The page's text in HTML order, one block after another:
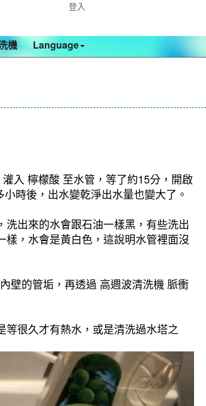
登入
機 Language
入 檸檬酸 至水管，等了約15分，開啟
時後，出水變乾淨出水量也變大了。
出來的水會跟石油一樣黑，有些洗出
，水會是黃白色，這說明水管裡面沒
壁的管垢，再透過 高週波清洗機 脈衝
很久才有熱水，或是清洗過水塔之